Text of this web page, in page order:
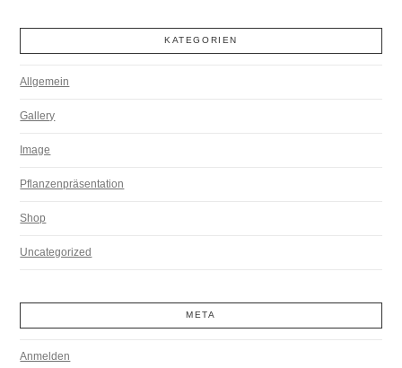
KATEGORIEN
Allgemein
Gallery
Image
Pflanzenpräsentation
Shop
Uncategorized
META
Anmelden